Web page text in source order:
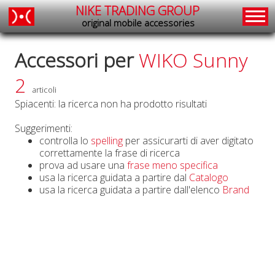
NIKE TRADING GROUP
original mobile accessories
Accessori perWIKO Sunny
2
articoli
Spiacenti: la ricerca non ha prodotto risultati
Suggerimenti:
controlla lo spelling per assicurarti di aver digitato
correttamente la frase di ricerca
prova ad usare una frase meno specifica
usa la ricerca guidata a partire dal Catalogo
usa la ricerca guidata a partire dall'elenco Brand